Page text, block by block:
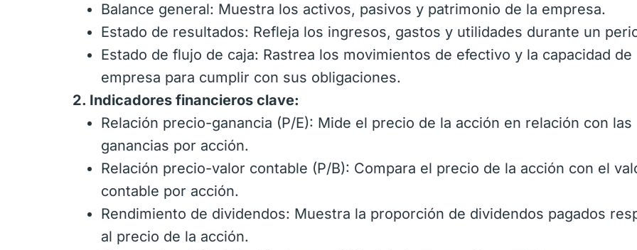
Balance general: Muestra los activos, pasivos y patrimonio de la empresa.
Estado de resultados: Refleja los ingresos, gastos y utilidades durante un
Estado de flujo de caja: Rastrea los movimientos de efectivo y la capacidad de
empresa para cumplir con sus obligaciones.
2. Indicadores financieros clave:
Relación precio-ganancia (P/E): Mide el precio de la acción en relación con las
ganancias por acción.
Relación precio-valor contable (P/B): Compara el precio de la acción con el
contable por acción.
Rendimiento de dividendos: Muestra la proporción de dividendos pagados
al precio de la acción.